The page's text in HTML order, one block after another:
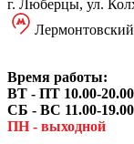
г. Люберцы, ул.
Время работы:
ВТ - ПТ 10.00-20.00
СБ - ВС 11.00-19.00
ПН - выходной